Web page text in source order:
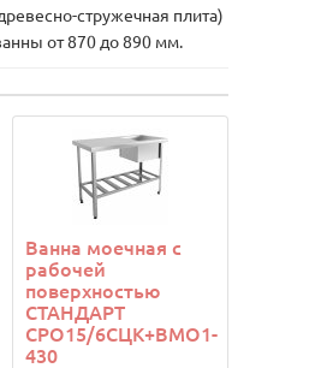
стружечная плита)
от 870 до 890 мм.
Ванна моечная с
рабочей
поверхностью
СТАНДАРТ
СРО15/6СЦК+ВМО1-
430